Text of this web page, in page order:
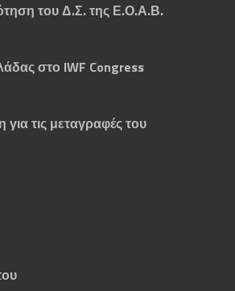
του Δ.Σ. της Ε.Ο.Α.Β.
στο IWF Congress
τις μεταγραφές του